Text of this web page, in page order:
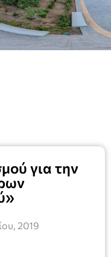
για την
2019